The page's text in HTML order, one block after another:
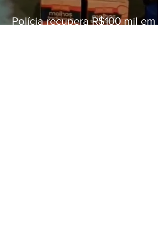
Polícia recupera R$100 mil em